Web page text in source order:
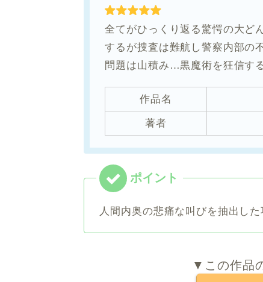
全てがひっくり返る驚愕の大ど
するが捜査は難航し警察内部の
問題は山積み…黒魔術を狂信す
作品名
著者
人間内奥の悲痛な叫びを抽出し
▼この作品